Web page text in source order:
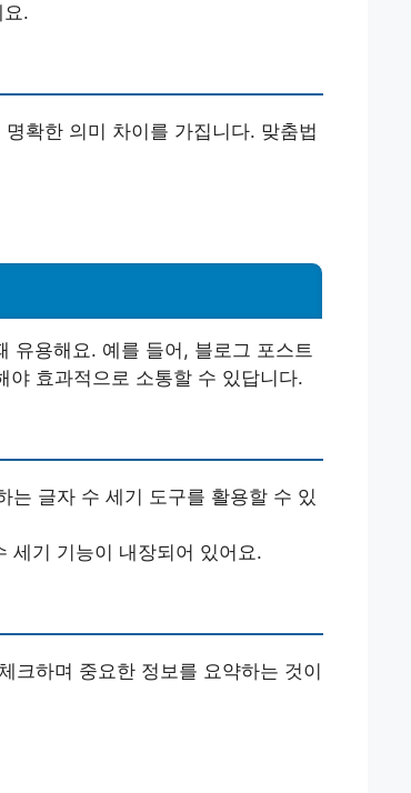
.
명확한 의미 차이를 가집니다. 맞춤법
유용해요. 예를 들어, 블로그 포스트
야 효과적으로 소통할 수 있답니다.
는 글자 수 세기 도구를 활용할 수 있
세기 기능이 내장되어 있어요.
크하며 중요한 정보를 요약하는 것이